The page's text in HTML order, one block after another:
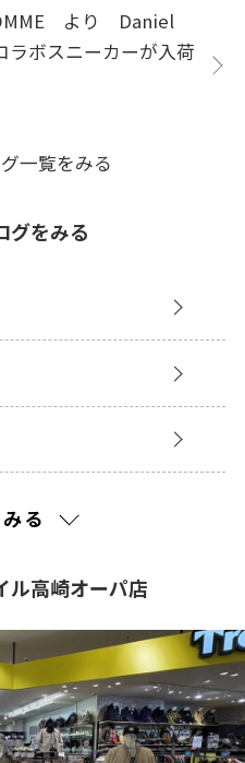
より Daniel
ラボスニーカーが入荷
一覧をみる
グをみる
る
ル高崎オーパ店